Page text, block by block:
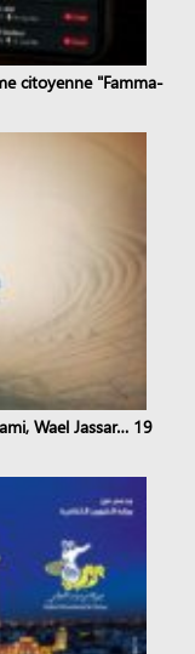
citoyenne "Famma-
Wael Jassar… 19